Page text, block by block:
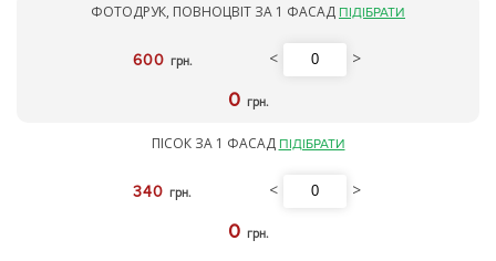
ФОТОДРУК, ПОВНОЦВІТ ЗА 1 ФАСАД ПІДІБРАТИ
600 грн. < >
0 грн.
ПІСОК ЗА 1 ФАСАД ПІДІБРАТИ
340 грн. < >
0 грн.